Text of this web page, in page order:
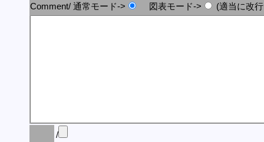
Comment/ 通常モード-> 図表モード-> (適当に改
/